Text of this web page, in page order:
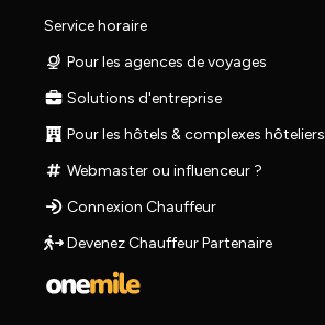
Service horaire
Pour les agences de voyages
Solutions d'entreprise
Pour les hôtels & complexes hôteliers
Webmaster ou influenceur ?
Connexion Chauffeur
Devenez Chauffeur Partenaire